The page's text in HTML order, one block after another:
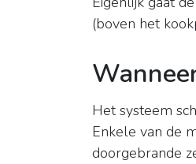
(boven het
Het systeem
Enkele van de
doorgebrande